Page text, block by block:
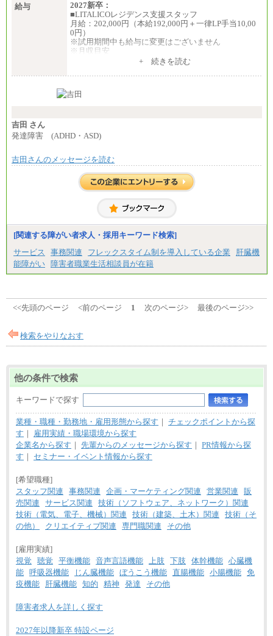
給与
2027新卒：
■LITALICOレジデンス支援スタッフ
月給：202,000円（本給192,000円＋一律LP手当10,00
0円）
※試用期間中も給与に変更はございません
※月収目安
夜勤回数により変動
条件あり）
■その他職種共通
月給：25万3,400円～
※20時間を超過した場合は別途支給
中途：
(1)(2)月給：25万3400円～28万5900円
※20時間を超過した場合は別途支給
※試用期間中も給与に変更はございません
+ 続きを読む
吉田 さん
発達障害 (ADHD・ASD)
吉田さんのメッセージを読む
[関連する障がい者求人・採用キーワード検索]
サービス
事務関連 フレックスタイム制を導入している企業
肝臓機
能障がい 障害者職業生活相談員が在籍
<<先頭のページ <前のページ 1 次のページ> 最後のページ>>
検索をやりなおす
他の条件で検索
キーワードで探す
業種・職種・勤務地・雇用形態から探す ｜ チェックポイントから探
す ｜
雇用実績・職場環境から探す
企業名から探す ｜ 先輩からのメッセージから探す ｜ PR情報から探
す ｜ セミナー・イベント情報から探す
[希望職種]
スタッフ関連
事務関連 企画・マーケティング関連 営業関連
販
売関連
サービス関連
技術（ソフトウェア、ネットワーク）関連
技術（電気、電子、機械）関連
技術（建築、土木）関連
技術（そ
の他）
クリエイティブ関連 専門職関連 その他
[雇用実績]
視覚
聴覚 平衡機能 音声言語機能 上肢 下肢 体幹機能 心臓機
能 呼吸器機能 じん臓機能 ぼうこう機能 直腸機能 小腸機能 免
疫機能
肝臓機能 知的 精神 発達 その他
障害者求人を詳しく探す
2027年以降新卒 特設ページ